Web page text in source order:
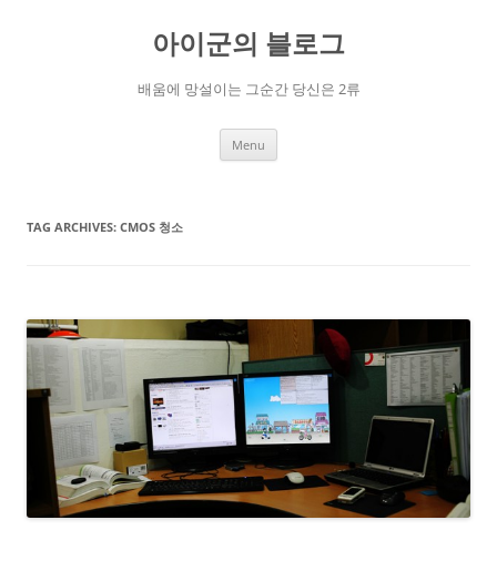
아이군의 블로그
배움에 망설이는 그순간 당신은 2류
Menu
TAG ARCHIVES: CMOS 청소